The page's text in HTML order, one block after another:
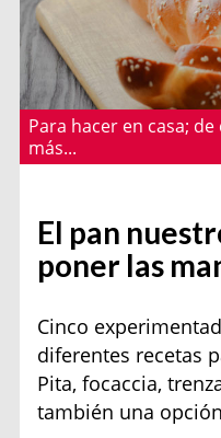
Para hacer en casa;
más...
El pan
poner las
Cinco
diferentes recetas
Pita, focaccia,
también una